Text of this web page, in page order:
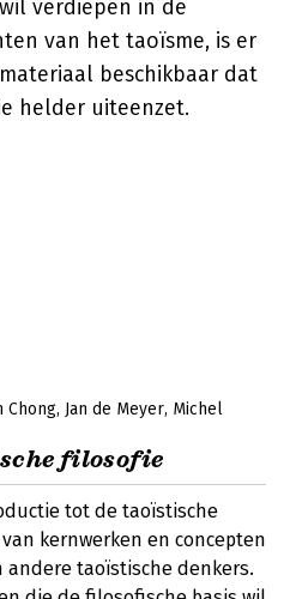
verdiepen in de
van het taoïsme, is er
beschikbaar dat
helder uiteenzet.
Chong Jan de Meyer Michel
filosofie
tot de taoïstische
kernwerken en concepten
andere taoïstische denkers.